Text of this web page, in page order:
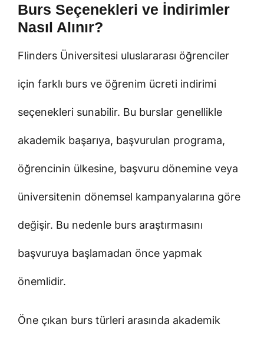
Burs Seçenekleri ve İndirimler
Nasıl Alınır?
Flinders Üniversitesi uluslararası öğrenciler
için farklı burs ve öğrenim ücreti indirimi
seçenekleri sunabilir. Bu burslar genellikle
akademik başarıya, başvurulan programa,
öğrencinin ülkesine, başvuru dönemine veya
üniversitenin dönemsel kampanyalarına göre
değişir. Bu nedenle burs araştırmasını
başvuruya başlamadan önce yapmak
önemlidir.
Öne çıkan burs türleri arasında akademik